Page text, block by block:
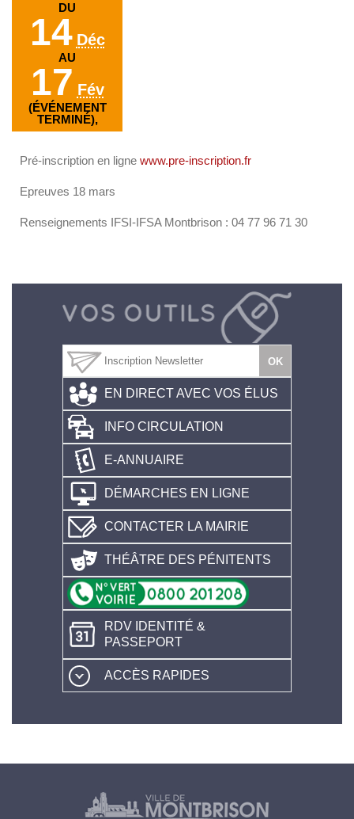
DU
14 Déc
AU
17 Fév
(ÉVÉNEMENT
TERMINÉ),
Pré-inscription en ligne www.pre-inscription.fr
Epreuves 18 mars
Renseignements IFSI-IFSA Montbrison : 04 77 96 71 30
EN DIRECT AVEC VOS ÉLUS
INFO CIRCULATION
E-ANNUAIRE
DÉMARCHES EN LIGNE
CONTACTER LA MAIRIE
THÉÂTRE DES PÉNITENTS
RDV IDENTITÉ &
PASSEPORT
ACCÈS RAPIDES